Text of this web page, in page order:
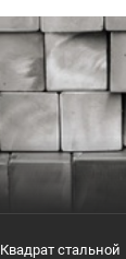
Квадрат стальной